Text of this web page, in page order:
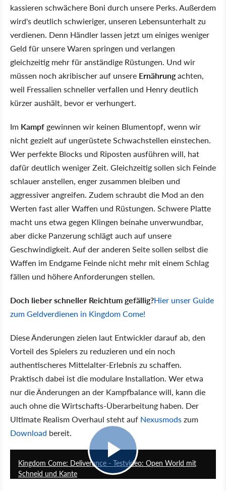
kassieren schwächere Boni durch unsere Perks. Außerdem
wird's deutlich schwieriger, unseren Lebensunterhalt zu
verdienen. Denn Händler lassen jetzt um einiges weniger
Geld für unsere Waren springen und verlangen
gleichzeitig mehr für anständige Rüstungen. Und wir
müssen noch akribischer auf unsere Ernährungachten,
weil Fressalien schneller verfallen und Henry deutlich
kürzer aushält, bevor er verhungert.
Im Kampf gewinnen wir keinen Blumentopf, wenn wir
nicht gezielt auf ungerüstete Schwachstellen einstechen.
Wer perfekte Blocks und Riposten ausführen will, hat
dafür deutlich weniger Zeit. Gleichzeitig sollen sich Feinde
schlauer anstellen, enger zusammen bleiben und
aggressiver angreifen. Zudem schraubt die Mod an den
Werten fast aller Waffen und Rüstungen. Schwere Platte
macht uns etwa gegen Klingen beinahe unverwundbar,
aber dicke Panzerung schlägt auch auf unsere
Geschwindigkeit. Auf der anderen Seite sollen selbst die
Waffen im Endgame Feinde nicht mehr mit einem Schlag
fällen und höhere Anforderungen stellen.
Doch lieber schneller Reichtum gefällig?Hier unser Guide
zum Geldverdienen in Kingdom Come!
Diese Änderungen zielen laut Entwickler darauf ab, den
Vorteil des Spielers zu reduzieren und ein noch
authentischeres Mittelalter-Erlebnis zu schaffen.
Praktisch dabei ist die modulare Installation. Wer etwa
nur die Änderungen an der Kampfbalance will, kann die
auch ohne die Wirtschafts-Überarbeitung haben. Der
Ultimate Realism Overhaul steht auf Nexusmodszum
Download bereit.
Kingdom Come: Deliverance - Testvideo: Open World mit
Schneid und Kante